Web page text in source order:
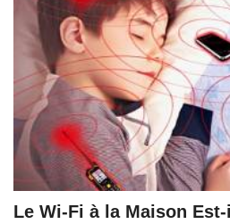
Le Wi-Fi à la Maison